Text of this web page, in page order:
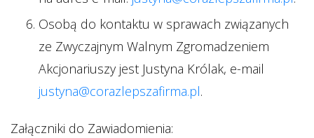
Osobą do kontaktu w sprawach związanych
ze Zwyczajnym Walnym Zgromadzeniem
Akcjonariuszy jest Justyna Królak, e-mail
justyna@corazlepszafirma.pl.
Załączniki do Zawiadomienia: